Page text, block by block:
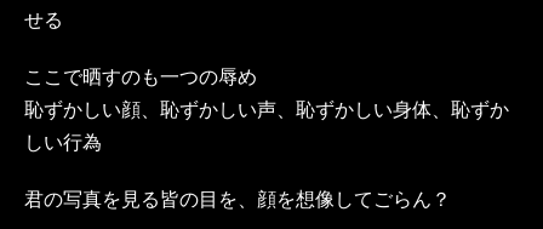
せる
ここで晒すのも一つの辱め
恥ずかしい顔、恥ずかしい声、恥ずかしい身体、恥ずか
しい行為
君の写真を見る皆の目を、顔を想像してごらん？